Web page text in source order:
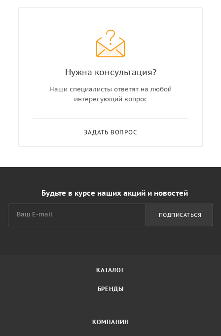
Нужна консультация?
Наши специалисты ответят на любой
интересующий вопрос
ЗАДАТЬ ВОПРОС
Будьте в курсе наших акций и новостей
ПОДПИСАТЬСЯ
КАТАЛОГ
БРЕНДЫ
КОМПАНИЯ